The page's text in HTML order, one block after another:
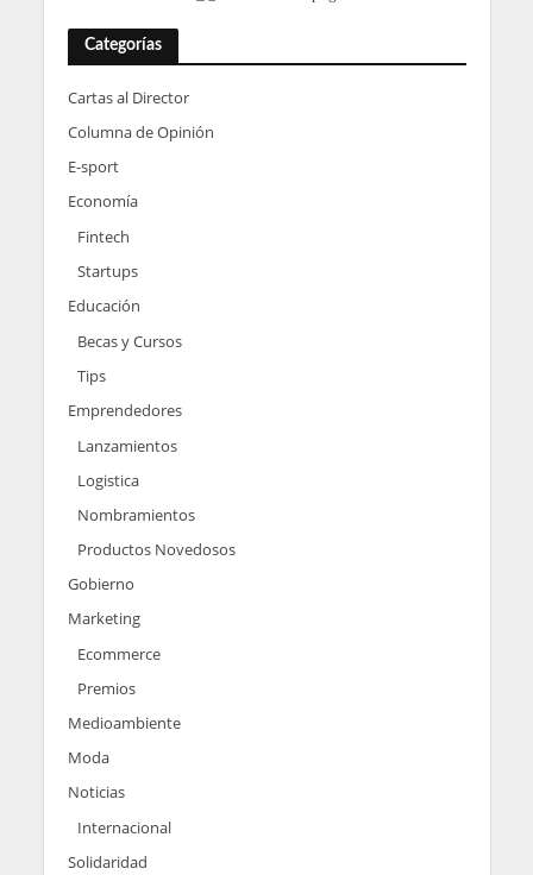
Categorías
Cartas al Director
Columna de Opinión
E-sport
Economía
Fintech
Startups
Educación
Becas y Cursos
Tips
Emprendedores
Lanzamientos
Logistica
Nombramientos
Productos Novedosos
Gobierno
Marketing
Ecommerce
Premios
Medioambiente
Moda
Noticias
Internacional
Solidaridad